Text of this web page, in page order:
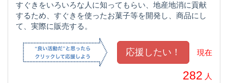
すぐきをいろいろな人に知ってもらい、地産地消に貢献
するため、すぐきを使ったお菓子等を開発し、商品にし
て、実際に販売する。
現在
282 人